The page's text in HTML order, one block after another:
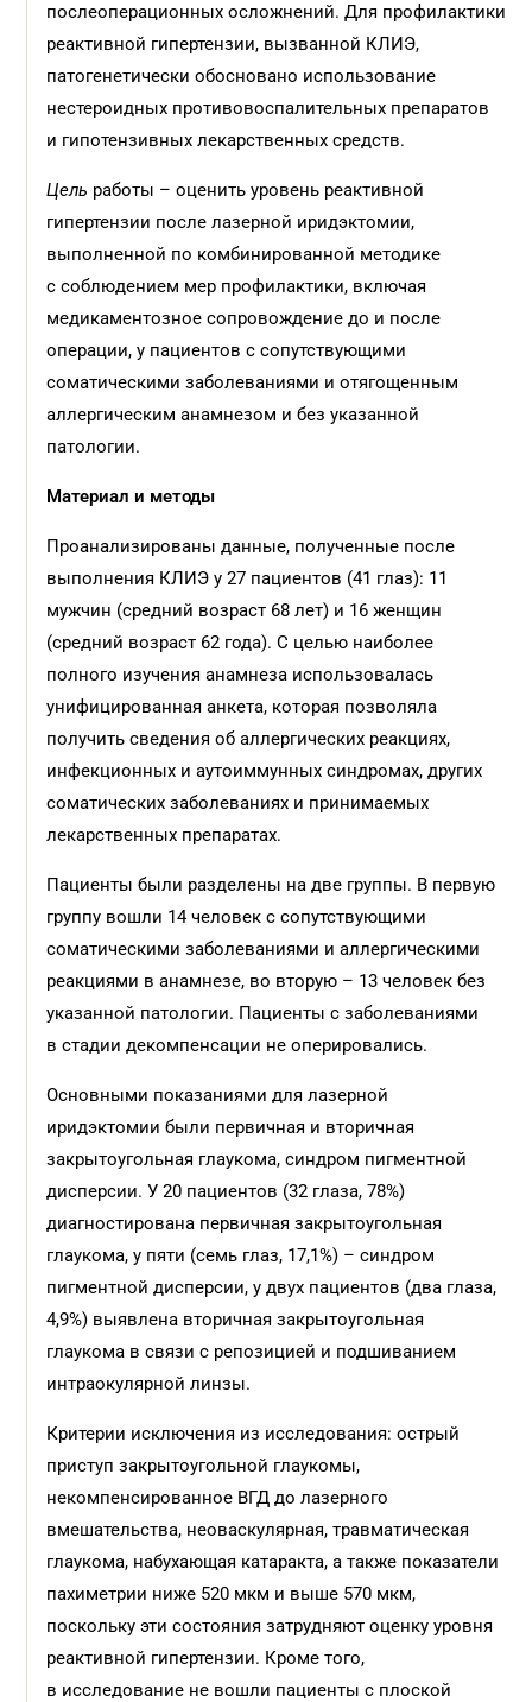
послеоперационных осложнений. Для профилактики
реактивной гипертензии, вызванной КЛИЭ,
патогенетически обосновано использование
нестероидных противовоспалительных препаратов
и гипотензивных лекарственных средств.
Цель работы – оценить уровень реактивной
гипертензии после лазерной иридэктомии,
выполненной по комбинированной методике
с соблюдением мер профилактики, включая
медикаментозное сопровождение до и после
операции, у пациентов с сопутствующими
соматическими заболеваниями и отягощенным
аллергическим анамнезом и без указанной
патологии.
Материал и методы
Проанализированы данные, полученные после
выполнения КЛИЭ у 27 пациентов (41 глаз): 11
мужчин (средний возраст 68 лет) и 16 женщин
(средний возраст 62 года). С целью наиболее
полного изучения анамнеза использовалась
унифицированная анкета, которая позволяла
получить сведения об аллергических реакциях,
инфекционных и аутоиммунных синдромах, других
соматических заболеваниях и принимаемых
лекарственных препаратах.
Пациенты были разделены на две группы. В первую
группу вошли 14 человек с сопутствующими
соматическими заболеваниями и аллергическими
реакциями в анамнезе, во вторую – 13 человек без
указанной патологии. Пациенты с заболеваниями
в стадии декомпенсации не оперировались.
Основными показаниями для лазерной
иридэктомии были первичная и вторичная
закрытоугольная глаукома, синдром пигментной
дисперсии. У 20 пациентов (32 глаза, 78%)
диагностирована первичная закрытоугольная
глаукома, у пяти (семь глаз, 17,1%) – синдром
пигментной дисперсии, у двух пациентов (два глаза,
4,9%) выявлена вторичная закрытоугольная
глаукома в связи с репозицией и подшиванием
интраокулярной линзы.
Критерии исключения из исследования: острый
приступ закрытоугольной глаукомы,
некомпенсированное ВГД до лазерного
вмешательства, неоваскулярная, травматическая
глаукома, набухающая катаракта, а также показатели
пахиметрии ниже 520 мкм и выше 570 мкм,
поскольку эти состояния затрудняют оценку уровня
реактивной гипертензии. Кроме того,
в исследование не вошли пациенты с плоской